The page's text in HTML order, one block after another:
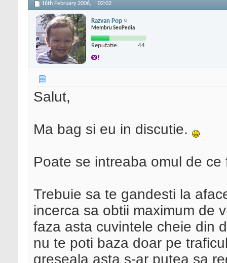
16th February 2006, 02:02
Razvan Pop
Membru SeoPedia
Reputatie: 44
Salut,
Ma bag si eu in discutie.
Poate se intreaba omul de
Trebuie sa te gandesti la
incerca sa obtii maximum de
faza asta cuvintele cheie din
nu te poti baza doar pe
greseala asta s-ar putea sa